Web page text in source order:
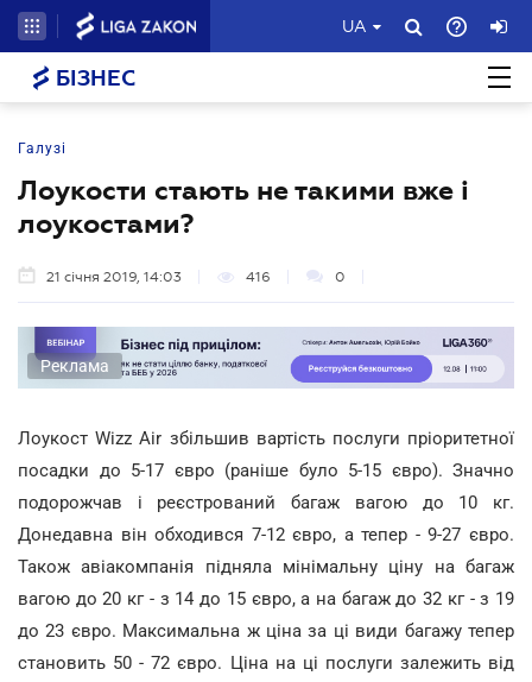
UA
БІЗНЕС
Галузі
Лоукости стають не такими вже і
лоукостами?
21 січня 2019, 14:03 416 0
Реклама
Лоукост Wizz Air збільшив вартість послуги пріоритетної
посадки до 5-17 євро (раніше було 5-15 євро). Значно
подорожчав і реєстрований багаж вагою до 10 кг.
Донедавна він обходився 7-12 євро, а тепер - 9-27 євро.
Також авіакомпанія підняла мінімальну ціну на багаж
вагою до 20 кг - з 14 до 15 євро, а на багаж до 32 кг - з 19
до 23 євро. Максимальна ж ціна за ці види багажу тепер
становить 50 - 72 євро. Ціна на ці послуги залежить від